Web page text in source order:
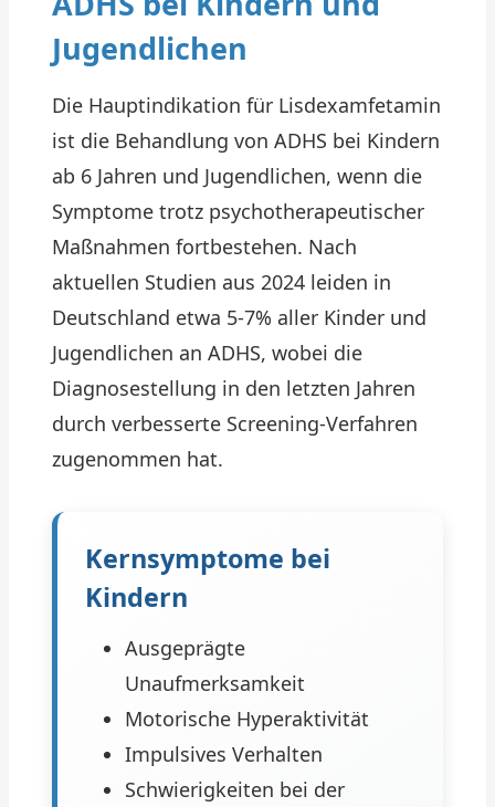
Jugendlichen
Die Hauptindikation für Lisdexamfetamin
ist die Behandlung von ADHS bei Kindern
ab 6 Jahren und Jugendlichen, wenn die
Symptome trotz psychotherapeutischer
Maßnahmen fortbestehen. Nach
aktuellen Studien aus 2024 leiden in
Deutschland etwa 5-7% aller Kinder und
Jugendlichen an ADHS, wobei die
Diagnosestellung in den letzten Jahren
durch verbesserte Screening-Verfahren
zugenommen hat.
Kernsymptome bei
Kindern
Ausgeprägte
Unaufmerksamkeit
Motorische Hyperaktivität
Impulsives Verhalten
Schwierigkeiten bei der